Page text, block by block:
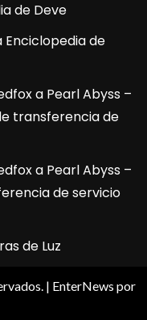
de Deve
Enciclopedia de
a Pearl Abyss –
transferencia de
a Pearl Abyss –
de servicio
de Luz
| EnterNews por